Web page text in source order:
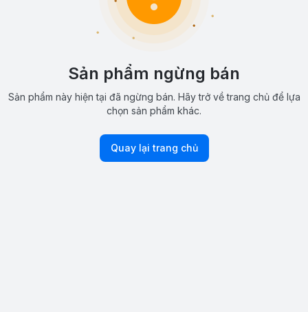
Sản phẩm ngừng bán
Sản phẩm này hiện tại đã ngừng bán. Hãy trở về trang chủ để lựa
chọn sản phẩm khác.
Quay lại trang chủ